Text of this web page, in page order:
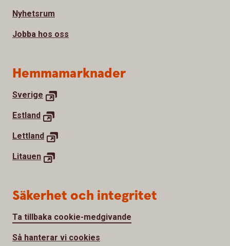
Nyhetsrum
Jobba hos oss
Hemmamarknader
Sverige
Estland
Lettland
Litauen
Säkerhet och integritet
Ta tillbaka cookie-medgivande
Så hanterar vi cookies